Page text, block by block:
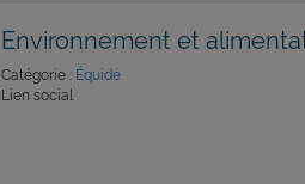
Environnement et
Catégorie : Équidé
Lien social